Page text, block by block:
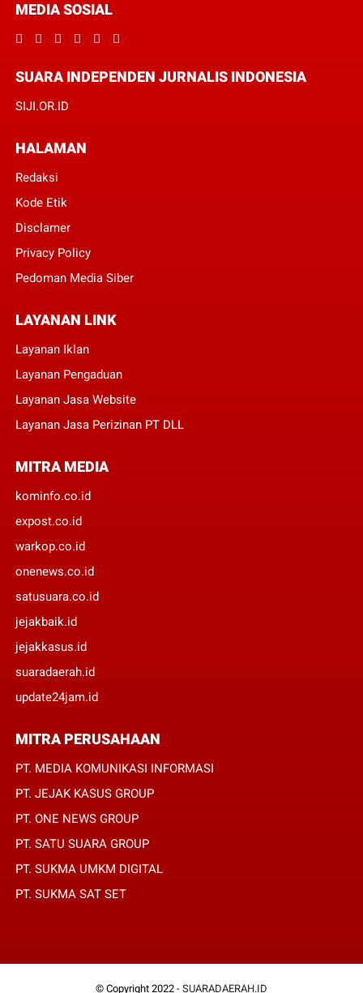
MEDIA SOSIAL
SUARA INDEPENDEN JURNALIS INDONESIA
SIJI.OR.ID
HALAMAN
Redaksi
Kode Etik
Disclamer
Privacy Policy
Pedoman Media Siber
LAYANAN LINK
Layanan Iklan
Layanan Pengaduan
Layanan Jasa Website
Layanan Jasa Perizinan PT DLL
MITRA MEDIA
kominfo.co.id
expost.co.id
warkop.co.id
onenews.co.id
satusuara.co.id
jejakbaik.id
jejakkasus.id
suaradaerah.id
update24jam.id
MITRA PERUSAHAAN
PT. MEDIA KOMUNIKASI INFORMASI
PT. JEJAK KASUS GROUP
PT. ONE NEWS GROUP
PT. SATU SUARA GROUP
PT. SUKMA UMKM DIGITAL
PT. SUKMA SAT SET
© Copyright 2022 - SUARADAERAH.ID